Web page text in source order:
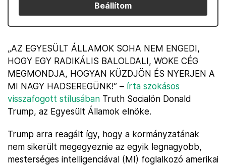
Beállítom
„AZ EGYESÜLT ÁLLAMOK SOHA NEM ENGEDI,
HOGY EGY RADIKÁLIS BALOLDALI, WOKE CÉG
MEGMONDJA, HOGYAN KÜZDJÖN ÉS NYERJEN A
MI NAGY HADSEREGÜNK!” – írta szokásos
visszafogott stílusában Truth Socialön Donald
Trump, az Egyesült Államok elnöke.
Trump arra reagált így, hogy a kormányzatának
nem sikerült megegyeznie az egyik legnagyobb,
mesterséges intelligenciával (MI) foglalkozó amerikai